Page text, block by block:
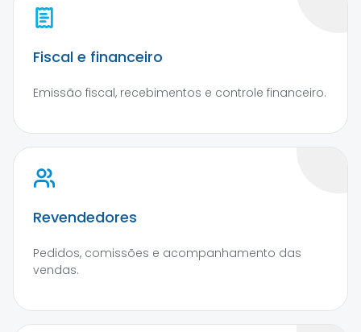
Fiscal e financeiro
Emissão fiscal, recebimentos e controle financeiro.
Revendedores
Pedidos, comissões e acompanhamento das
vendas.